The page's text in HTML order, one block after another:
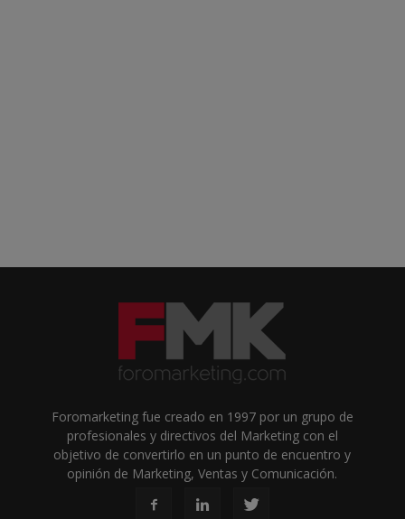
Foromarketing fue creado en 1997 por un grupo de
profesionales y directivos del Marketing con el
objetivo de convertirlo en un punto de encuentro y
opinión de Marketing, Ventas y Comunicación.